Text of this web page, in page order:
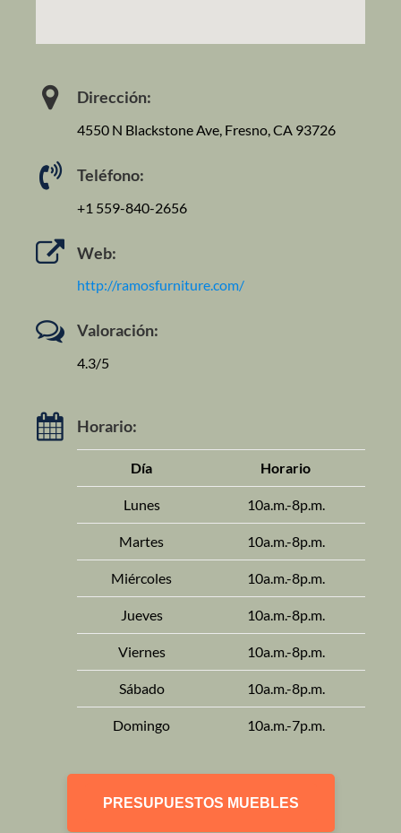
Dirección:
4550 N Blackstone Ave, Fresno, CA 93726
Teléfono:
+1 559-840-2656
Web:
http://ramosfurniture.com/
Valoración:
4.3/5
Horario:
Día Horario
Lunes 10a.m.-8p.m.
Martes 10a.m.-8p.m.
Miércoles 10a.m.-8p.m.
Jueves 10a.m.-8p.m.
Viernes 10a.m.-8p.m.
Sábado 10a.m.-8p.m.
Domingo 10a.m.-7p.m.
PRESUPUESTOS MUEBLES